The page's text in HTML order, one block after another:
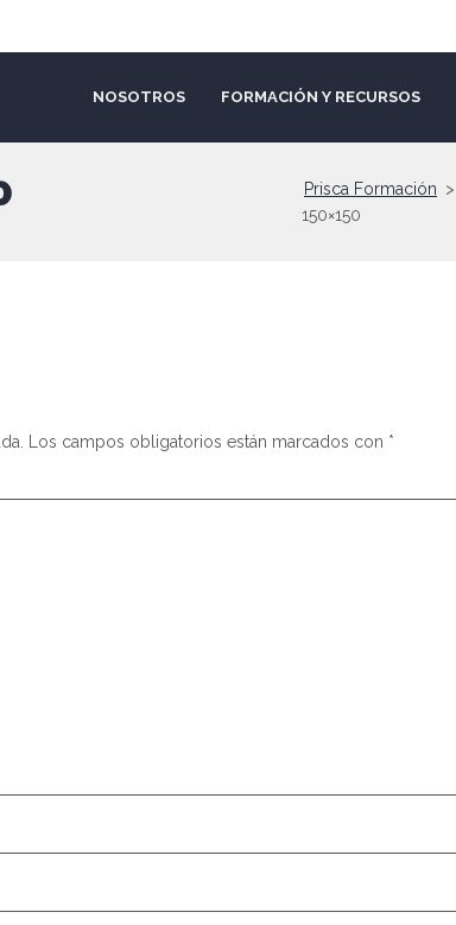
NOSOTROS FORMACIÓN Y RECURSOS
Prisca Formación >
150×150
Los campos obligatorios están marcados con *